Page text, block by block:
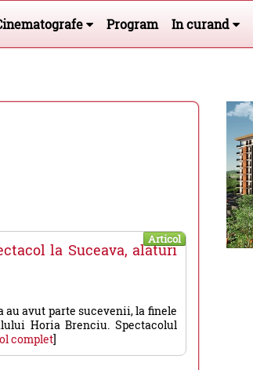
Program In curand
Articol
la Suceava, alături
au avut parte sucevenii, la finele
Horia Brenciu. Spectacolul
complet]